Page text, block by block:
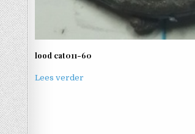
lood cat011-60
Lees verder